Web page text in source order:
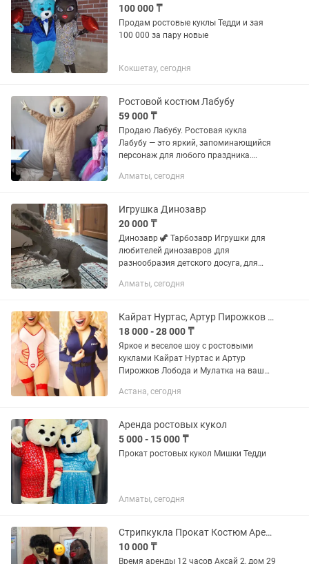
100 000 ₸
Продам ростовые куклы Тедди и зая
100 000 за пару новые
Кокшетау, сегодня
Ростовой костюм Лабубу
59 000 ₸
Продаю Лабубу. Ростовая кукла
Лабубу — это яркий, запоминающийся
персонаж для любого праздника.
взрослых, поднимает настроение и
Алматы, сегодня
Игрушка Динозавр
20 000 ₸
Динозавр 🦖 Тарбозавр Игрушки для
любителей динозавров ,для
разнообразия детского досуга, для
ценителей качественных игрушек и
Алматы, сегодня
Кайрат Нуртас, Артур Пирожков Ростовые куклы, поздравление, шоу
18 000 - 28 000 ₸
Яркое и веселое шоу с ростовыми
куклами Кайрат Нуртас и Артур
Пирожков Лобода и Мулатка на ваш
Дней рождения • Детских праздников •
Астана, сегодня
Аренда ростовых кукол
5 000 - 15 000 ₸
Прокат ростовых кукол Мишки Тедди
Алматы, сегодня
Стрипкукла Прокат Костюм Аренда Ростовая Кукла 18
10 000 ₸
Время аренды 12 часов Аксай 2, дом 29